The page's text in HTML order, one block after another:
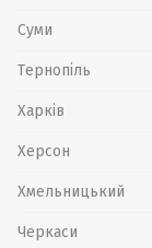
Суми
Тернопіль
Харків
Херсон
Хмельницький
Черкаси